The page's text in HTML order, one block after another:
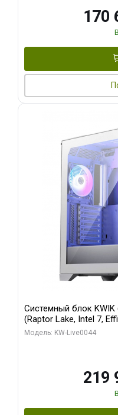
170
Системный блок KWIK
(Raptor Lake, Intel 7,
модуля)/ Gigabyte
Модель: KW-Live0044
219